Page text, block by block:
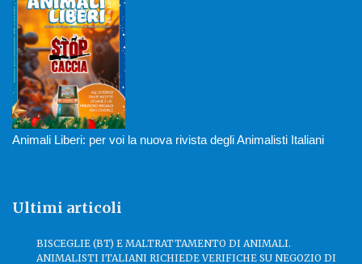
Animali Liberi: per voi la nuova rivista degli Animalisti Italiani
Ultimi articoli
BISCEGLIE (BT) E MALTRATTAMENTO DI ANIMALI.
ANIMALISTI ITALIANI RICHIEDE VERIFICHE SU NEGOZIO DI